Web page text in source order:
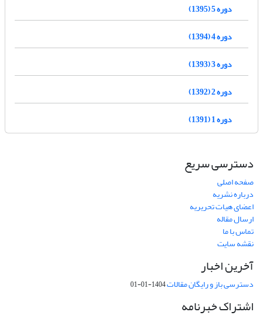
دوره 5 (1395)
دوره 4 (1394)
دوره 3 (1393)
دوره 2 (1392)
دوره 1 (1391)
دسترسی سریع
صفحه اصلی
درباره نشریه
اعضای هیات تحریریه
ارسال مقاله
تماس با ما
نقشه سایت
آخرین اخبار
دسترسی باز و رایگان مقالات1404-01-01
اشتراک خبرنامه